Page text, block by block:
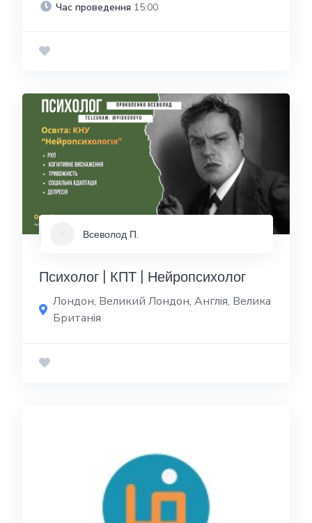
Час проведення 15:00
Всеволод П.
Психолог | КПТ | Нейропсихолог
Лондон, Великий Лондон, Англія, Велика
Британія